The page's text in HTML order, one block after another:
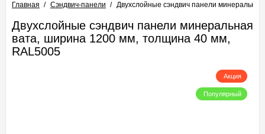
Главная Сэндвич-панели Двухслойные сэндвич панели
Двухслойные сэндвич панели минеральная
вата, ширина 1200 мм, толщина 40 мм,
RAL5005
Акция
Популярный